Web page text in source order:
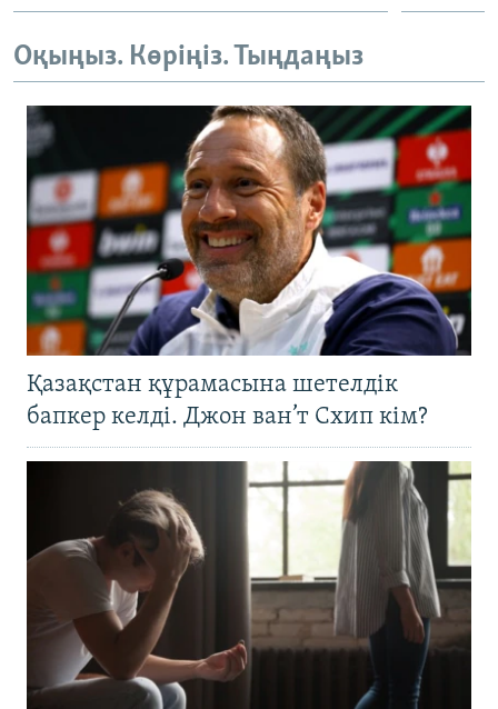
Оқыңыз. Көріңіз. Тыңдаңыз
Қазақстан құрамасына шетелдік
бапкер келді. Джон ван’т Схип кім?